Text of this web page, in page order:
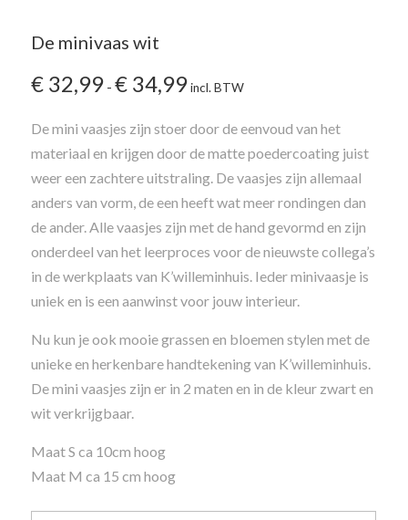
De minivaas wit
€ 32,99 - € 34,99Prijsklasse:
tot
€ 34,99
incl. BTW
De mini vaasjes zijn stoer door de eenvoud van het
materiaal en krijgen door de matte poedercoating juist
weer een zachtere uitstraling. De vaasjes zijn allemaal
anders van vorm, de een heeft wat meer rondingen dan
de ander. Alle vaasjes zijn met de hand gevormd en zijn
onderdeel van het leerproces voor de nieuwste collega’s
in de werkplaats van K’willeminhuis. Ieder minivaasje is
uniek en is een aanwinst voor jouw interieur.
Nu kun je ook mooie grassen en bloemen stylen met de
unieke en herkenbare handtekening van K’willeminhuis.
De mini vaasjes zijn er in 2 maten en in de kleur zwart en
wit verkrijgbaar.
Maat S ca 10cm hoog
Maat M ca 15 cm hoog